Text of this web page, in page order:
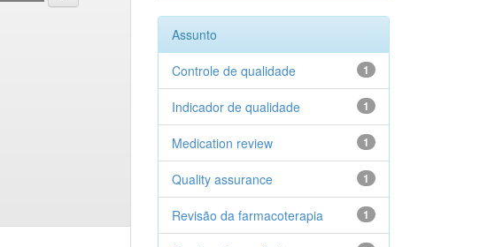
Assunto
1
Controle de qualidade
1
Indicador de qualidade
1
Medication review
1
Quality assurance
1
Revisão da farmacoterapia